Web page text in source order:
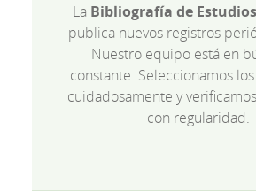
La Bibliografía de
publica nuevos registros
Nuestro equipo está en
constante. Seleccionamos
cuidadosamente y
con regularidad.